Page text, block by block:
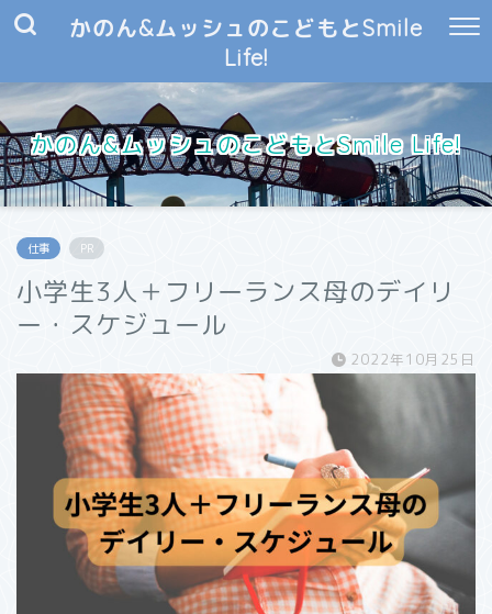
かのん&ムッシュのこどもとSmile
Life!
かのん&ムッシュのこどもとSmile Life!
仕事 PR
小学生3人＋フリーランス母のデイリ
ー・スケジュール
2022年10月25日